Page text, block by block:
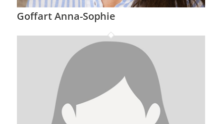
Goffart Anna-Sophie